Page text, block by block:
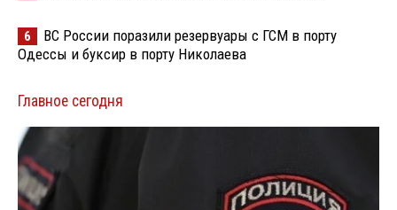
6
ВС России поразили резервуары с ГСМ в порту
Одессы и буксир в порту Николаева
Главное сегодня